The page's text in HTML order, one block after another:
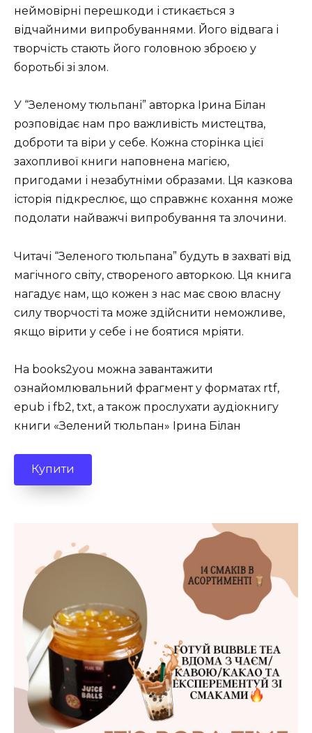
неймовірні перешкоди і стикається з
відчайними випробуваннями. Його відвага і
творчість стають його головною зброєю у
боротьбі зі злом.
У “Зеленому тюльпані” авторка Ірина Білан
розповідає нам про важливість мистецтва,
доброти та віри у себе. Кожна сторінка цієї
захопливої книги наповнена магією,
пригодами і незабутніми образами. Ця казкова
історія підкреслює, що справжнє кохання може
подолати найважчі випробування та злочини.
Читачі “Зеленого тюльпана” будуть в захваті від
магічного світу, створеного авторкою. Ця книга
нагадує нам, що кожен з нас має свою власну
силу творчості та може здійснити неможливе,
якщо вірити у себе і не боятися мріяти.
На books2you можна завантажити
ознайомлювальний фрагмент у форматах rtf,
epub і fb2, txt, а також прослухати аудіокнигу
книги «Зелений тюльпан» Ірина Білан
Купити